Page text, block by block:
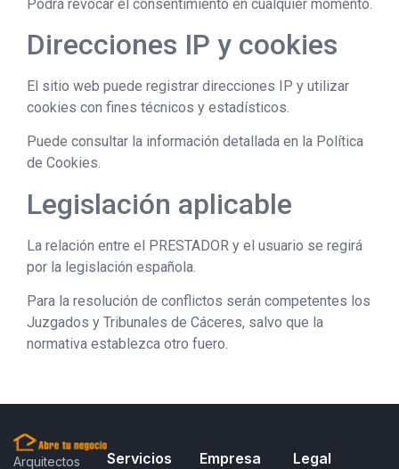
Podrá revocar el consentimiento en cualquier momento.
Direcciones IP y cookies
El sitio web puede registrar direcciones IP y utilizar
cookies con fines técnicos y estadísticos.
Puede consultar la información detallada en la Política
de Cookies.
Legislación aplicable
La relación entre el PRESTADOR y el usuario se regirá
por la legislación española.
Para la resolución de conflictos serán competentes los
Juzgados y Tribunales de Cáceres, salvo que la
normativa establezca otro fuero.
Arquitectos Servicios Empresa Legal